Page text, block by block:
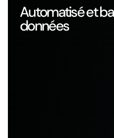
Automatisé et
données